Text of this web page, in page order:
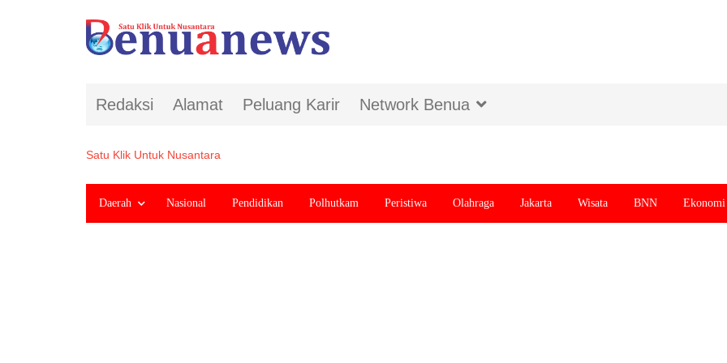
Redaksi Alamat Peluang Karir Network Benua
Satu Klik Untuk Nusantara
Daerah Nasional Pendidikan Polhutkam Peristiwa Olahraga Jakarta Wisata BNN Ekonomi